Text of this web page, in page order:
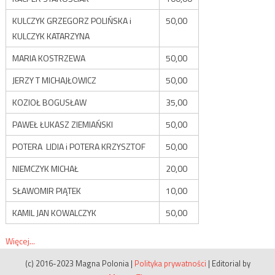
KULCZYK GRZEGORZ POLIŃSKA i
KULCZYK KATARZYNA
50,00
MARIA KOSTRZEWA
50,00
JERZY T MICHAJŁOWICZ
50,00
KOZIOŁ BOGUSŁAW
35,00
PAWEŁ ŁUKASZ ZIEMIAŃSKI
50,00
POTERA LIDIA i POTERA KRZYSZTOF
50,00
NIEMCZYK MICHAŁ
20,00
SŁAWOMIR PIĄTEK
10,00
KAMIL JAN KOWALCZYK
50,00
Więcej...
(c) 2016-2023 Magna Polonia | Polityka prywatności | Editorial by